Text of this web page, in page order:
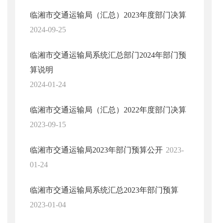
临湘市交通运输局（汇总）2023年度部门决算
2024-09-25
临湘市交通运输局系统汇总部门2024年部门预
算说明
2024-01-24
临湘市交通运输局（汇总）2022年度部门决算
2023-09-15
临湘市交通运输局2023年部门预算公开 2023-
01-24
临湘市交通运输局系统汇总2023年部门预算
2023-01-04